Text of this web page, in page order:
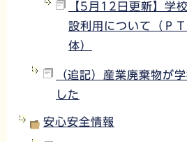
【5月12日更新】学
設利用について（Ｐ
体）
（追記）産業廃棄物が
した
安心安全情報